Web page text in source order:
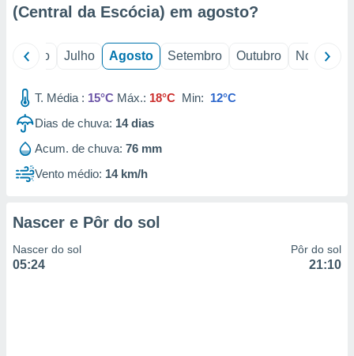
(Central da Escócia) em agosto?
Junho Julho Agosto Setembro Outubro Novembro
T. Média : 15°C Máx.: 18°C Min: 12°C
Dias de chuva: 14dias
Acum. de chuva: 76 mm
Vento médio: 14 km/h
Nascer e Pôr do sol
Nascer do sol
05:24
Pôr do sol
21:10